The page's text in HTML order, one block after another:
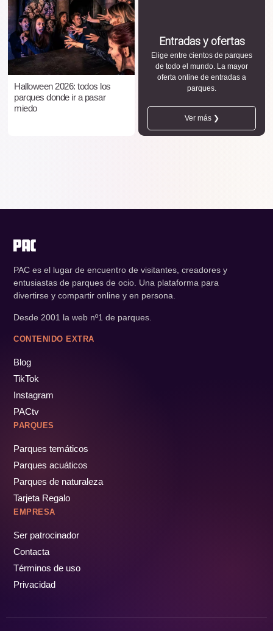
Halloween 2026: todos los
parques donde ir a pasar
miedo
Entradas y ofertas
Elige entre cientos de parques
de todo el mundo. La mayor
oferta online de entradas a
parques.
Ver más ❯
PAC es el lugar de encuentro de visitantes, creadores y
entusiastas de parques de ocio. Una plataforma para
divertirse y compartir online y en persona.
Desde 2001 la web nº1 de parques.
CONTENIDO EXTRA
Blog
TikTok
Instagram
PACtv
PARQUES
Parques temáticos
Parques acuáticos
Parques de naturaleza
Tarjeta Regalo
EMPRESA
Ser patrocinador
Contacta
Términos de uso
Privacidad